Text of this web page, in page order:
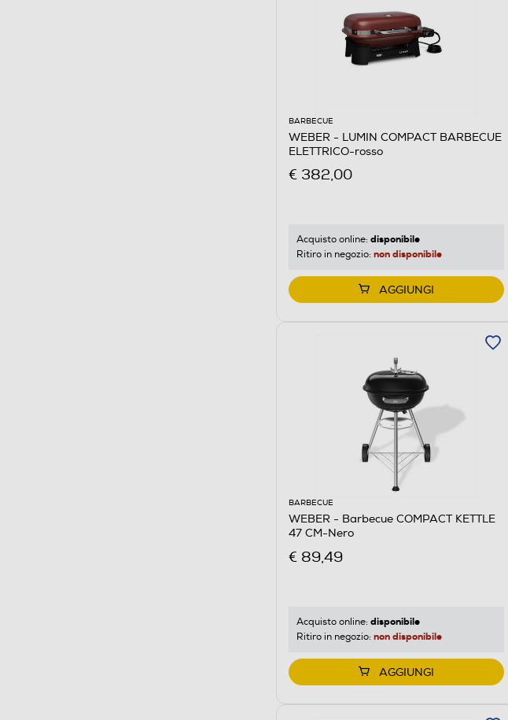
BARBECUE
WEBER - LUMIN COMPACT BARBECUE
ELETTRICO-rosso
€ 382,00
Acquisto online: disponibile
Ritiro in negozio: non disponibile
AGGIUNGI
BARBECUE
WEBER - Barbecue COMPACT KETTLE
47 CM-Nero
€ 89,49
Acquisto online: disponibile
Ritiro in negozio: non disponibile
AGGIUNGI